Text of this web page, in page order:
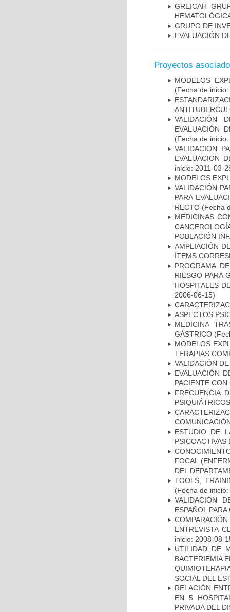
GREICAH
GRUPO DE
EVALUACIÓN
Proyectos
MODELOS
(Fecha de
VALIDACIÓN
EVALUACIÓN
(Fecha de
VALIDACION
EVALUACION
inicio: 2011-03-
MODELOS
VALIDACIÓN
PARA
RECTO (Fecha
MEDICINAS
POBLACIÓN
AMPLIACIÓN
ÍTEMS
PROGRAMA
RIESGO PARA
HOSPITALES
2006-06-15)
ASPECTOS
MEDICINA
GÁSTRICO
MODELOS
TERAPIAS
VALIDACIÓN
EVALUACIÓN
PACIENTE CON
FRECUENCIA
ESTUDIO DE
PSICOACTIVAS
FOCAL
DEL
TOOLS,
(Fecha de
VALIDACIÓN
ESPAÑOL
ENTREVISTA
inicio: 2008-08-
UTILIDAD DE
BACTERIEMIA
SOCIAL DEL
RELACIÓN
EN 5
PRIVADA DEL